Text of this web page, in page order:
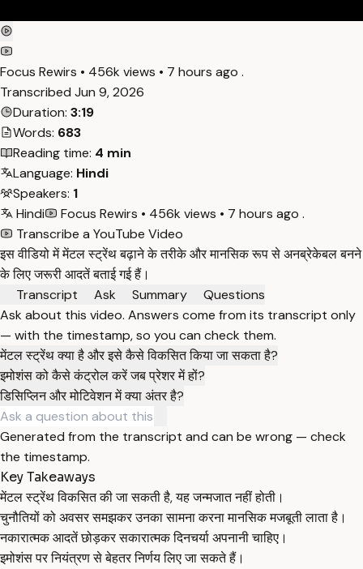
Focus Rewirs • 456k views • 7 hours ago .
Transcribed Jun 9, 2026
Duration: 3:19
Words: 683
Reading time: 4 min
Language: Hindi
Speakers: 1
Hindi
Focus Rewirs • 456k views • 7 hours ago .
Transcribe a YouTube Video
इस वीडियो में मेंटल स्ट्रेंथ बढ़ाने के तरीके और मानसिक रूप से अनब्रेकेबल बनने
के लिए जरूरी आदतें बताई गई हैं।
Transcript
Ask Summary
Questions
Ask about this video. Answers come from its transcript only
— with the timestamp, so you can check them.
मेंटल स्ट्रेंथ क्या है और इसे कैसे विकसित किया जा सकता है?
इमोशंस को कैसे कंट्रोल करें जब प्रेशर में हों?
डिसिप्लिन और मोटिवेशन में क्या अंतर है?
Generated from the transcript and can be wrong — check
the timestamp.
Key Takeaways
मेंटल स्ट्रेंथ विकसित की जा सकती है, यह जन्मजात नहीं होती।
चुनौतियों को अवसर समझकर उनका सामना करना मानसिक मजबूती लाता है।
नकारात्मक आदतें छोड़कर सकारात्मक दिनचर्या अपनानी चाहिए।
इमोशंस पर नियंत्रण से बेहतर निर्णय लिए जा सकते हैं।